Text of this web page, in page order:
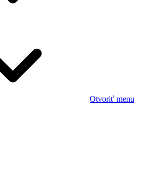
Otvoriť menu